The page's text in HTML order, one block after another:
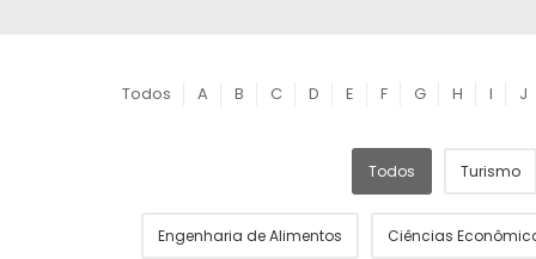
Todos A B C D E F G H I J
Todos Turismo
Engenharia de Alimentos Ciências